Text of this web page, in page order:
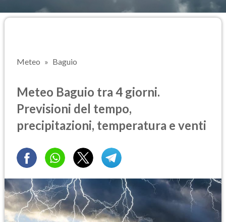
Meteo Baguio
Meteo Baguio tra 4 giorni.
Previsioni del tempo,
precipitazioni, temperatura e venti